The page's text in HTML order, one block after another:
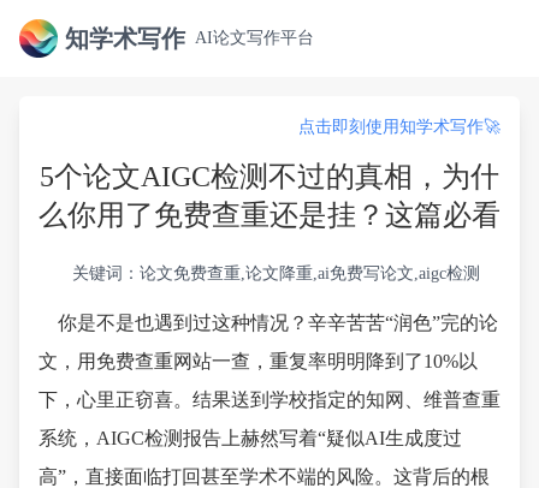
知学术写作 AI论文写作平台
点击即刻使用知学术写作🚀
5个论文AIGC检测不过的真相，为什
么你用了免费查重还是挂？这篇必看
关键词：论文免费查重,论文降重,ai免费写论文,aigc检测
你是不是也遇到过这种情况？辛辛苦苦“润色”完的论
文，用免费查重网站一查，重复率明明降到了10%以
下，心里正窃喜。结果送到学校指定的知网、维普查重
系统，AIGC检测报告上赫然写着“疑似AI生成度过
高”，直接面临打回甚至学术不端的风险。这背后的根